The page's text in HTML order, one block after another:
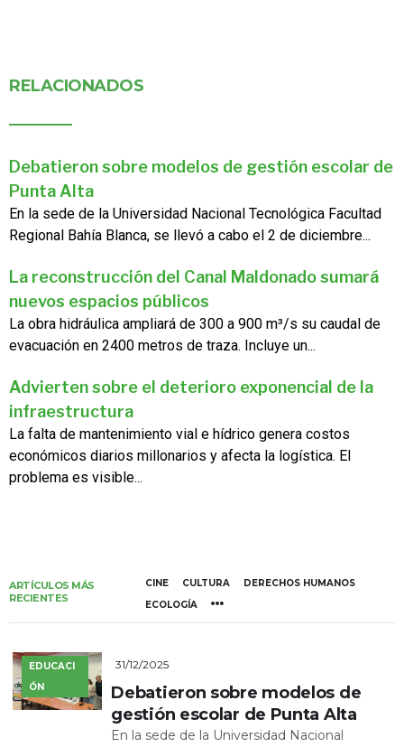
RELACIONADOS
Debatieron sobre modelos de gestión escolar de
Punta Alta
En la sede de la Universidad Nacional Tecnológica Facultad
Regional Bahía Blanca, se llevó a cabo el 2 de diciembre...
La reconstrucción del Canal Maldonado sumará
nuevos espacios públicos
La obra hidráulica ampliará de 300 a 900 m³/s su caudal de
evacuación en 2400 metros de traza. Incluye un...
Advierten sobre el deterioro exponencial de la
infraestructura
La falta de mantenimiento vial e hídrico genera costos
económicos diarios millonarios y afecta la logística. El
problema es visible...
ARTÍCULOS MÁS
RECIENTES
CINE CULTURA
DERECHOS HUMANOS
ECOLOGÍA
EDUCACI
ÓN
31/12/2025
Debatieron sobre modelos de
gestión escolar de Punta Alta
En la sede de la Universidad Nacional